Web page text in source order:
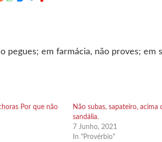
pegues; em farmácia, não proves; em
Por que não
Não subas, sapateiro, acima
sandália.
7 Junho, 2021
In "Provérbio"